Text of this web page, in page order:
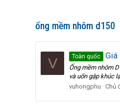
ống mềm nhôm d150
V Toàn quốc
Ống mềm nhôm
và uốn gập khúc
vuhongphu
Chủ